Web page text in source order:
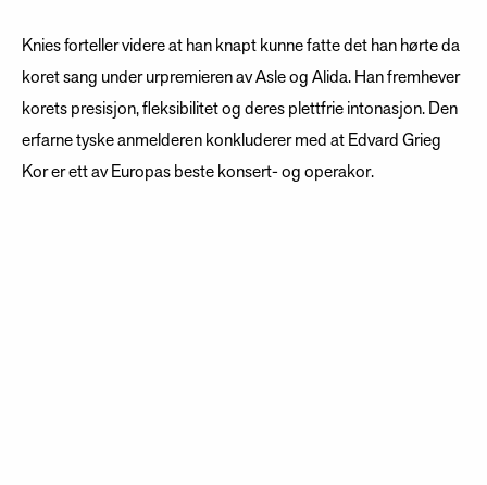
Knies forteller videre at han knapt kunne fatte det han hørte da
koret sang under urpremieren av Asle og Alida. Han fremhever
korets presisjon, fleksibilitet og deres plettfrie intonasjon. Den
erfarne tyske anmelderen konkluderer med at Edvard Grieg
Kor er ett av Europas beste konsert- og operakor.